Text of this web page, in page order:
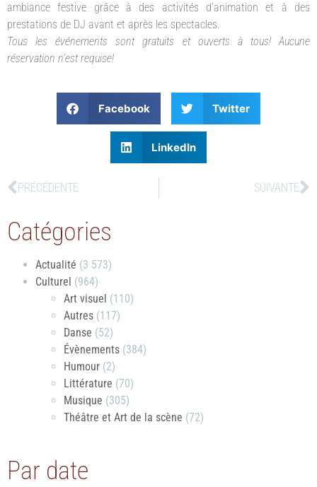
ambiance festive grâce à des activités d’animation et à des
prestations de DJ avant et après les spectacles.
Tous les événements sont gratuits et ouverts à tous! Aucune
réservation n’est requise!
Facebook Twitter
LinkedIn
PRÉCÉDENTE SUIVANTE
Catégories
Actualité (3 573)
Culturel (964)
Art visuel (110)
Autres (117)
Danse (52)
Évènements (384)
Humour (2)
Littérature (70)
Musique (305)
Théâtre et Art de la scène (72)
Par date